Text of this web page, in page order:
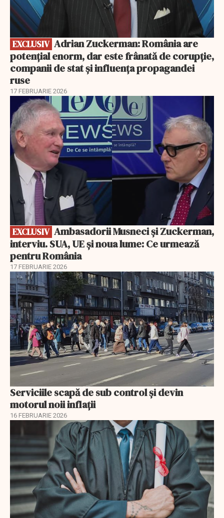
EXCLUSIV
potențial enorm, dar este frânată de corupție,
companii de stat și influența propagandei
ruse
17 FEBRUARIE 2026
EXCLUSIV
EXCLUSIV
interviu. SUA, UE și noua lume: Ce urmează
pentru România
17 FEBRUARIE 2026
Serviciile scapă de sub control și devin
motorul noii inflații
16 FEBRUARIE 2026